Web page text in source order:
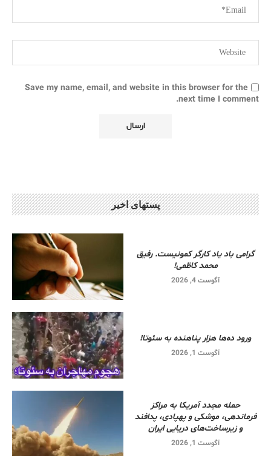
Save my name, email, and website in this browser for the
next time I comment.
پستهای اخیر
گرامی باد یاد کارگر کمونیست. رفیق
محمد کاظمی!
آگوست 4, 2026
ورود ده‌ها هزار پناهنده به سئوتا!
آگوست 1, 2026
حمله مجدد آمریکا به مراکز
فرماندهی، موشکی و پهپادی، پدافند
و زیرساخت‌های دریایی ایران
آگوست 1, 2026